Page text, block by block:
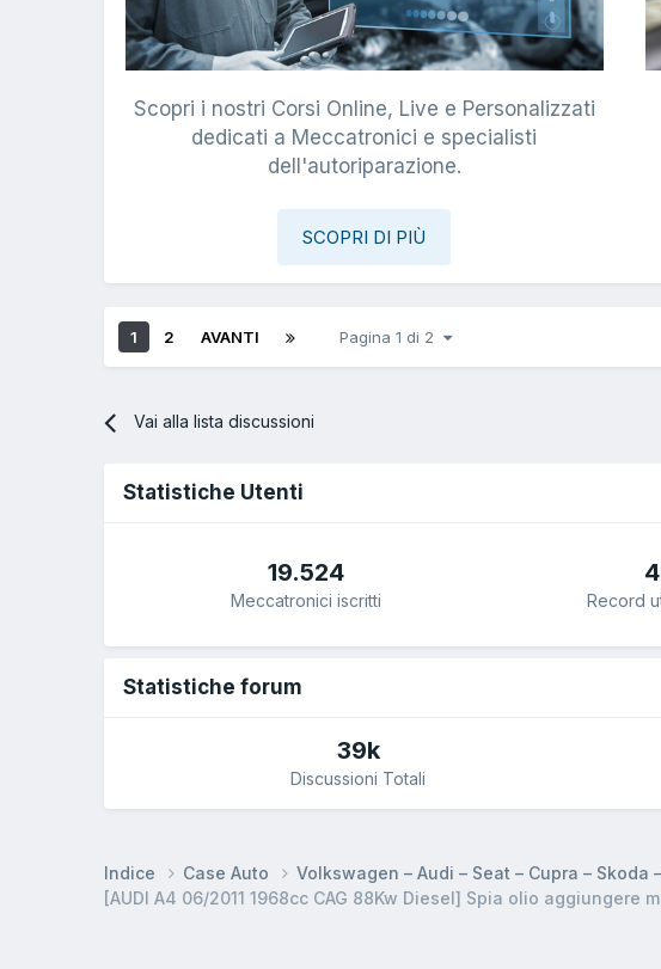
Scopri i nostri Corsi Online, Live e Personalizzati
dedicati a Meccatronici e specialisti
dell'autoriparazione.
SCOPRI DI PIÙ
1 2 AVANTI Pagina 1 di 2
Vai alla lista discussioni
Statistiche Utenti
19.524
Meccatronici iscritti Record
Statistiche forum
39k
Discussioni Totali
Indice Case Auto Volkswagen – Audi – Seat – Cupra – Skoda
[AUDI A4 06/2011 1968cc CAG 88Kw Diesel] Spia olio aggiungere